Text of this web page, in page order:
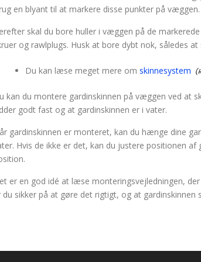
en blyant til at markere disse punkter på væggen.
skal du bore huller i væggen på de
og rawlplugs. Husk at bore dybt nok, således
Du kan læse meget mere om skinnesystem
kan du montere gardinskinnen på væggen ved at
godt fast og at gardinskinnen er i vater.
gardinskinnen er monteret, kan du hænge dine
Hvis de ikke er det, kan du justere positionen
er en god idé at læse monteringsvejledningen,
du sikker på at gøre det rigtigt, og at gardinskinnen